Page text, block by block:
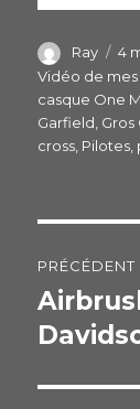
c
e
b
o
o
Auteur
Ray
le
4
Vidéo de
casque One
Garfield Gros
cross Pilotes
de
PRÉCÉDENT
Publication